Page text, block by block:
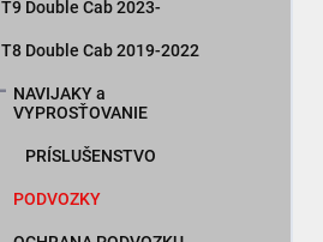
T9 Double Cab 2023-
T8 Double Cab 2019-2022
NAVIJAKY a
VYPROSŤOVANIE
PRÍSLUŠENSTVO
PODVOZKY